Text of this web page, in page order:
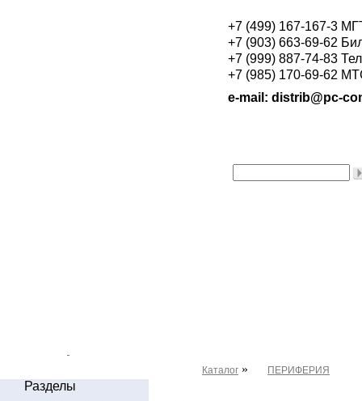
+7 (499) 167-167-3
+7 (903) 663-69-62
+7 (999) 887-74-83
+7 (985) 170-69-62
e-mail: distrib@pc-
Каталог » ПЕРИФЕРИЯ
Разделы